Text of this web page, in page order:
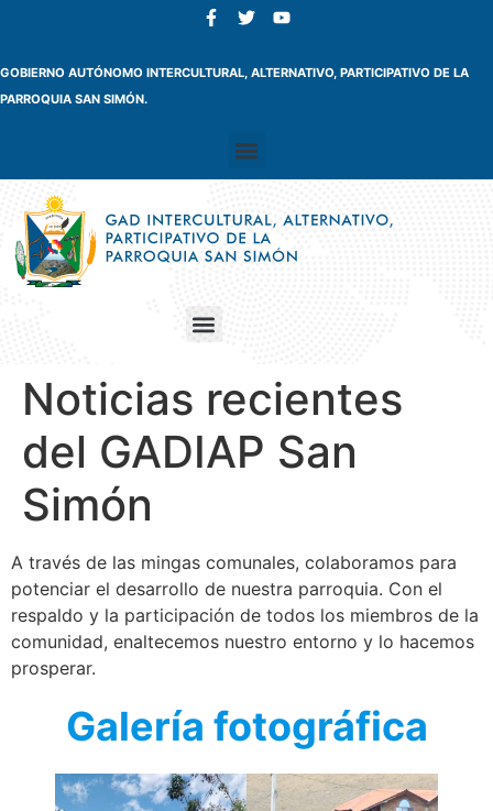
GOBIERNO AUTÓNOMO INTERCULTURAL, ALTERNATIVO, PARTICIPATIVO DE LA
PARROQUIA SAN SIMÓN.
Noticias recientes
del GADIAP San
Simón
A través de las mingas comunales, colaboramos para
potenciar el desarrollo de nuestra parroquia. Con el
respaldo y la participación de todos los miembros de la
comunidad, enaltecemos nuestro entorno y lo hacemos
prosperar.
Galería fotográfica